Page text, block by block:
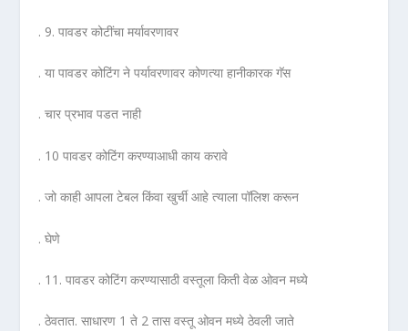
. 9. पावडर कोटींचा मर्यावरणावर
. या पावडर कोटिंग ने पर्यावरणावर कोणत्या हानीकारक गॅस
. चार प्रभाव पडत नाही
. 10 पावडर कोटिंग करण्याआधी काय करावे
. जो काही आपला टेबल किंवा खुर्ची आहे त्याला पॉलिश करून
. घेणे
. 11. पावडर कोटिंग करण्यासाठी वस्तूला किती वेळ ओवन मध्ये
. ठेवतात. साधारण 1 ते 2 तास वस्तू ओवन मध्ये ठेवली जाते